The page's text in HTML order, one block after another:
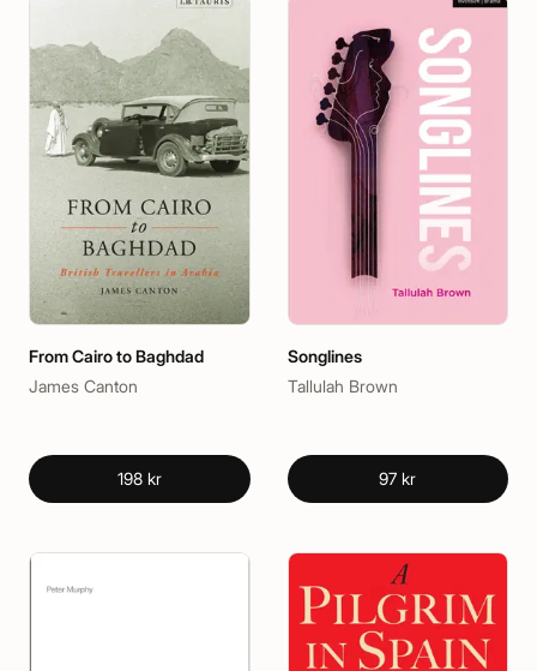
From Cairo to Baghdad
James Canton
198 kr
Songlines
Tallulah Brown
97 kr